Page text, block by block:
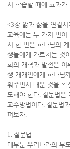
서 학습할 때에 효과가
<3장 앎과 삶을 연결
교육에는 두 가지 면이
서 한 면은 하나님의
생들에게 가르치는 것
회의 개혁과 발전은 이
생 개개인에게 하나님
워주면서 배운 것을 확
도해야 한다. 질문법은
교수방법이다. 질문법
펴보자.
1. 질문법
대부분 우리나라의 부